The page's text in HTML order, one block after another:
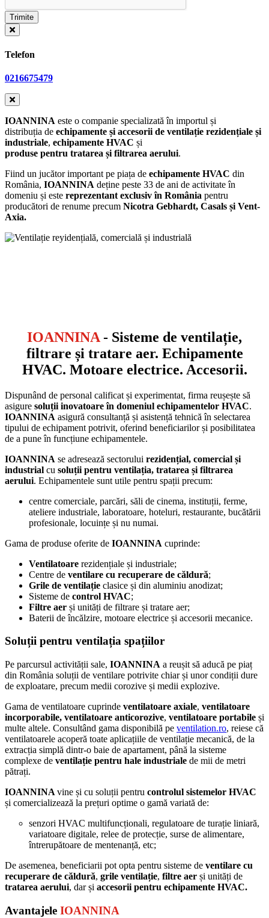
Telefon
0216675479
IOANNINA este o companie specializată în importul și
distribuția de echipamente și accesorii de ventilație rezidențiale și
industriale, echipamente HVAC și
produse pentru tratarea și filtrarea aerului.
Fiind un jucător important pe piața de echipamente HVAC din
România, IOANNINA deține peste 33 de ani de activitate în
domeniu și este reprezentant exclusiv în România pentru
producători de renume precum Nicotra Gebhardt, Casals și Vent-
Axia.
IOANNINA - Sisteme de ventilație,
filtrare și tratare aer. Echipamente
HVAC. Motoare electrice. Accesorii.
Dispunând de personal calificat și experimentat, firma reușește să
asigure soluții inovatoare în domeniul echipamentelor HVAC.
IOANNINA asigură consultanță și asistență tehnică în selectarea
tipului de echipament potrivit, oferind beneficiarilor și posibilitatea
de a pune în funcțiune echipamentele.
IOANNINA se adresează sectorului rezidențial, comercial și
industrial cu soluții pentru ventilația, tratarea și filtrarea
aerului. Echipamentele sunt utile pentru spații precum:
centre comerciale, parcări, săli de cinema, instituții, ferme,
ateliere industriale, laboratoare, hoteluri, restaurante, bucătării
profesionale, locuințe și nu numai.
Gama de produse oferite de IOANNINA cuprinde:
Ventilatoare rezidențiale și industriale;
Centre de ventilare cu recuperare de căldură;
Grile de ventilație clasice și din aluminiu anodizat;
Sisteme de control HVAC;
Filtre aer și unități de filtrare și tratare aer;
Baterii de încălzire, motoare electrice și accesorii mecanice.
Soluții pentru ventilația spațiilor
Pe parcursul activității sale, IOANNINA a reușit să aducă pe piaț
din România soluții de ventilare potrivite chiar și unor condiții dure
de exploatare, precum medii corozive și medii explozive.
Gama de ventilatoare cuprinde ventilatoare axiale, ventilatoare
incorporabile, ventilatoare anticorozive, ventilatoare portabile și
multe altele. Consultând gama disponibilă pe ventilation.ro, reiese că
ventilatoarele acoperă toate aplicațiile de ventilație mecanică, de la
extracția simplă dintr-o baie de apartament, până la sisteme
complexe de ventilație pentru hale industriale de mii de metri
pătrați.
IOANNINA vine și cu soluții pentru controlul sistemelor HVAC
și comercializează la prețuri optime o gamă variată de:
senzori HVAC multifuncționali, regulatoare de turație liniară,
variatoare digitale, relee de protecție, surse de alimentare,
întrerupătoare de mentenanță, etc;
De asemenea, beneficiarii pot opta pentru sisteme de ventilare cu
recuperare de căldură, grile ventilație, filtre aer și unități de
tratarea aerului, dar și accesorii pentru echipamente HVAC.
Avantajele IOANNINA